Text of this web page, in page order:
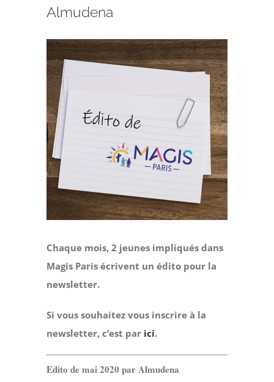
Magis Paris
Cowork Magis
JRS France
Réseau Magis
Rechercher
Almudena
Voir
l'image
agrandie
Chaque mois, 2 jeunes impliqués dans
Magis Paris écrivent un édito pour la
newsletter.
Si vous souhaitez vous inscrire à la
newsletter, c’est par ici.
Edito de mai 2020 par Almudena